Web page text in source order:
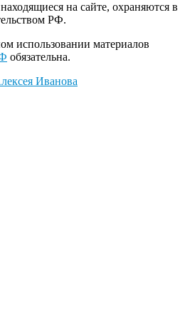
на сайте, охраняются в
РФ.
использовании материалов
обязательна.
Иванова